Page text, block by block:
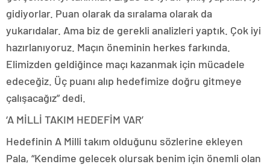
gidiyorlar. Puan olarak da sıralama olarak da
yukarıdalar. Ama biz de gerekli analizleri yaptık. Çok iyi
hazırlanıyoruz. Maçın öneminin herkes farkında.
Elimizden geldiğince maçı kazanmak için mücadele
edeceğiz. Üç puanı alıp hedefimize doğru gitmeye
çalışacağız” dedi.
‘A MİLLİ TAKIM HEDEFİM VAR’
Hedefinin A Milli takım olduğunu sözlerine ekleyen
Pala, “Kendime gelecek olursak benim için önemli olan